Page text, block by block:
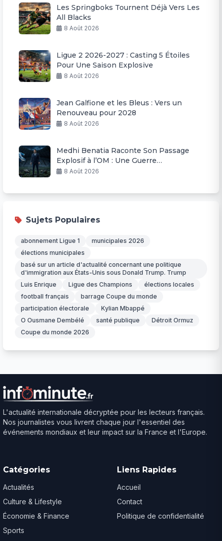
Les Springboks Tournent Déjà Vers Les
All Blacks
8 Août 2026
Ligue 2 2026-2027 : Casting 5 Étoiles
Pour Une Saison Explosive
8 Août 2026
Jean Galfione et les Bleus : Vers un
Renouveau pour 2028
8 Août 2026
Medhi Benatia Raconte Son Passage
Explosif à l’OM : Une Guerre
Permanente
8 Août 2026
Sujets Populaires
abonnement Ligue 1
municipales 2026
élections municipales
basé sur un article d'actualité concernant une politique
d'immigration aux États-Unis sous Donald Trump. Trump
Luis Enrique
Ligue des Champions
élections locales
football français
barrage Coupe du monde
participation électorale
Kylian Mbappé
O Ousmane Dembélé
santé publique
Détroit Ormuz
Coupe du monde 2026
L'actualité internationale décryptée pour les lecteurs français.
Nos journalistes vous livrent chaque jour l'essentiel des
événements mondiaux et leur impact sur la France et l'Europe.
Catégories
Actualités
Culture & Lifestyle
Économie & Finance
Sports
Liens Rapides
Accueil
Contact
Politique de confidentialité